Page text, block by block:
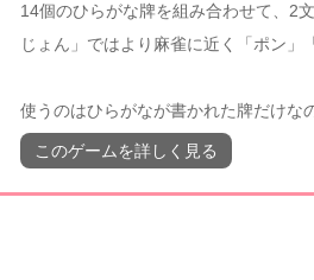
14個のひらがな牌を組み合わせて、2
じょん」ではより麻雀に近く「ポン
使うのはひらがなが書かれた牌だけな
このゲームを詳しく見る